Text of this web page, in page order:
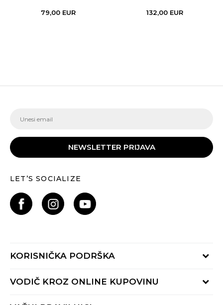
79,00 EUR 132,00 EUR
NEWSLETTER PRIJAVA
LET’S SOCIALIZE
KORISNIČKA PODRŠKA
Provjeri status porudžbine
VODIČ KROZ ONLINE KUPOVINU
Načini isporuke